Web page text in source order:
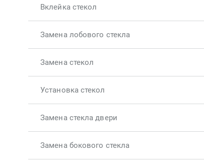
Вклейка стекол
Замена лобового стекла
Замена стекол
Установка стекол
Замена стекла двери
Замена бокового стекла